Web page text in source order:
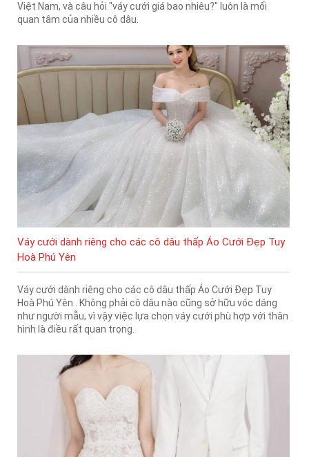
Việt Nam, và câu hỏi "váy cưới giá bao nhiêu?" luôn là mối
quan tâm của nhiều cô dâu.
Váy cưới dành riêng cho các cô dâu thấp Áo Cưới Đẹp Tuy
Hoà Phú Yên
Váy cưới dành riêng cho các cô dâu thấp Áo Cưới Đẹp Tuy
Hoà Phú Yên . Không phải cô dâu nào cũng sở hữu vóc dáng
như người mẫu, vì vậy việc lựa chọn váy cưới phù hợp với thân
hình là điều rất quan trọng.